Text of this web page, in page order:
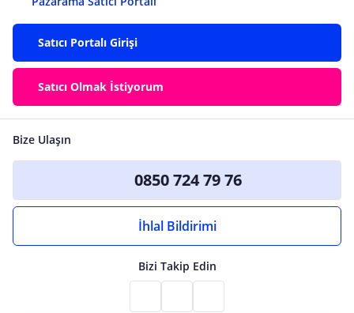
Satıcı Portalı Girişi
Satıcı Olmak İstiyorum
Bize Ulaşın
0850 724 79 76
İhlal Bildirimi
Bizi Takip Edin